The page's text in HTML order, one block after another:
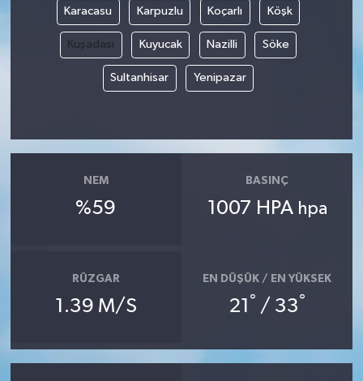
Karacasu Karpuzlu Koçarlı Köşk
Kuşadası Kuyucak Nazilli Söke
Sultanhisar Yenipazar
NEM
%59
BASINÇ
1007 HPA hpa
RÜZGAR
1.39 M/S
EN DÜŞÜK / EN YÜKSEK
21 ° / 33°